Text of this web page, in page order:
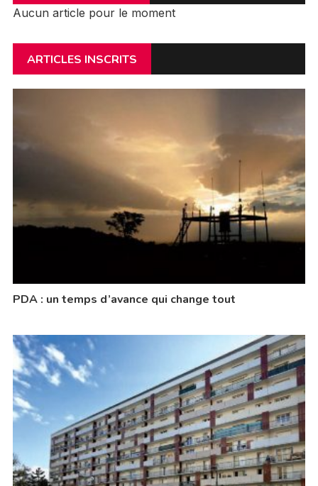
Aucun article pour le moment
ARTICLES INSCRITS
PDA : un temps d’avance qui change tout